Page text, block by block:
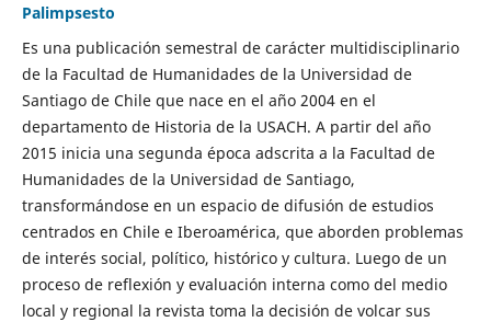
Palimpsesto
Es una publicación semestral de carácter multidisciplinario
de la Facultad de Humanidades de la Universidad de
Santiago de Chile que nace en el año 2004 en el
departamento de Historia de la USACH. A partir del año
2015 inicia una segunda época adscrita a la Facultad de
Humanidades de la Universidad de Santiago,
transformándose en un espacio de difusión de estudios
centrados en Chile e Iberoamérica, que aborden problemas
de interés social, político, histórico y cultura. Luego de un
proceso de reflexión y evaluación interna como del medio
local y regional la revista toma la decisión de volcar sus